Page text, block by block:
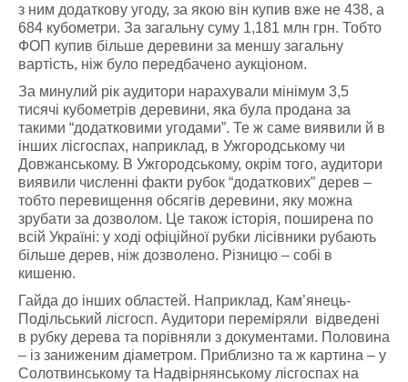
з ним додаткову угоду, за якою він купив вже не 438, а
684 кубометри. За загальну суму 1,181 млн грн. Тобто
ФОП купив більше деревини за меншу загальну
вартість, ніж було передбачено аукціоном.
За минулий рік аудитори нарахували мінімум 3,5
тисячі кубометрів деревини, яка була продана за
такими “додатковими угодами”. Те ж саме виявили й в
інших лісгоспах, наприклад, в Ужгородському чи
Довжанському. В Ужгородському, окрім того, аудитори
виявили численні факти рубок “додаткових” дерев –
тобто перевищення обсягів деревини, яку можна
зрубати за дозволом. Це також історія, поширена по
всій Україні: у ході офіційної рубки лісівники рубають
більше дерев, ніж дозволено. Різницю – собі в
кишеню.
Гайда до інших областей. Наприклад, Кам’янець-
Подільський лісгосп. Аудитори переміряли відведені
в рубку дерева та порівняли з документами. Половина
– із заниженим діаметром. Приблизно та ж картина – у
Солотвинському та Надвірнянському лісгоспах на